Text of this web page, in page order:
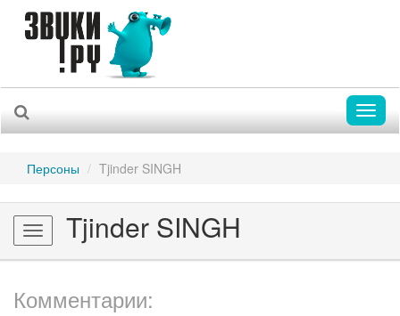
Персоны Tjinder SINGH
Toggle
navigation
Tjinder SINGH
Комментарии: